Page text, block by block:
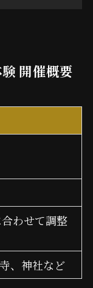
開催概要
わせて調整
、神社など